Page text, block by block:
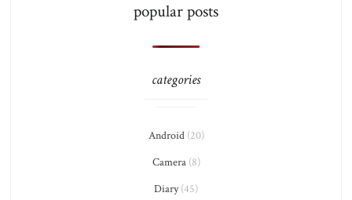
popular posts
categories
Android(20)
Camera(8)
Diary(45)